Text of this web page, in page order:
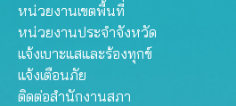
หน่วยงานเขตพื้นที่
หน่วยงานประจำจังหวัด
แจ้งเบาะแสและร้องทุกข์
แจ้งเตือนภัย
ติดต่อสำนักงานสภา